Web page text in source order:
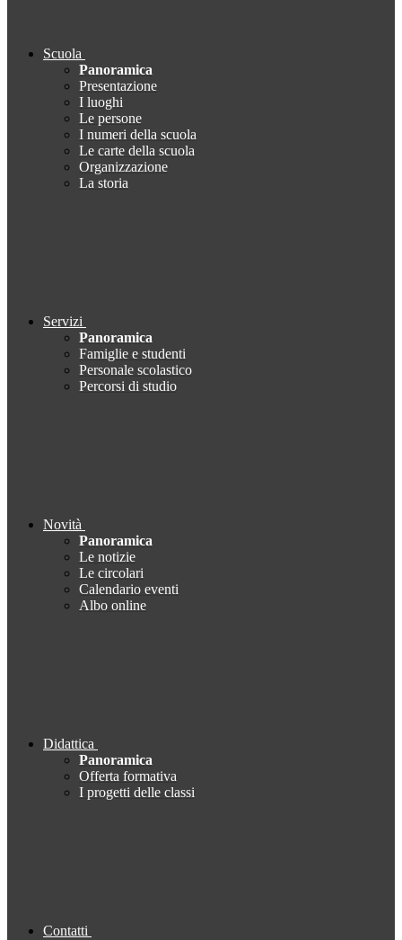
Scuola
Panoramica
Presentazione
I luoghi
Le persone
I numeri della scuola
Le carte della scuola
Organizzazione
La storia
Servizi
Panoramica
Famiglie e studenti
Personale scolastico
Percorsi di studio
Novità
Panoramica
Le notizie
Le circolari
Calendario eventi
Albo online
Didattica
Panoramica
Offerta formativa
I progetti delle classi
Contatti